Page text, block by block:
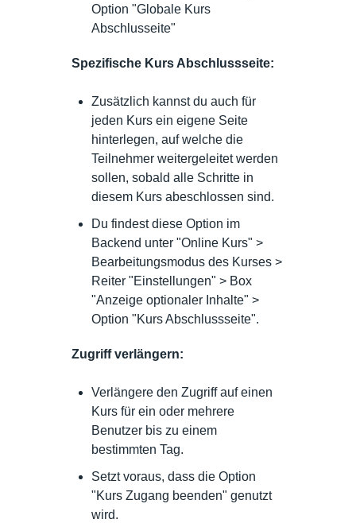
Option "Globale Kurs
Abschlusseite"
Spezifische Kurs Abschlussseite:
Zusätzlich kannst du auch für
jeden Kurs ein eigene Seite
hinterlegen, auf welche die
Teilnehmer weitergeleitet werden
sollen, sobald alle Schritte in
diesem Kurs abeschlossen sind.
Du findest diese Option im
Backend unter "Online Kurs" >
Bearbeitungsmodus des Kurses >
Reiter "Einstellungen" > Box
"Anzeige optionaler Inhalte" >
Option "Kurs Abschlussseite".
Zugriff verlängern:
Verlängere den Zugriff auf einen
Kurs für ein oder mehrere
Benutzer bis zu einem
bestimmten Tag.
Setzt voraus, dass die Option
"Kurs Zugang beenden" genutzt
wird.